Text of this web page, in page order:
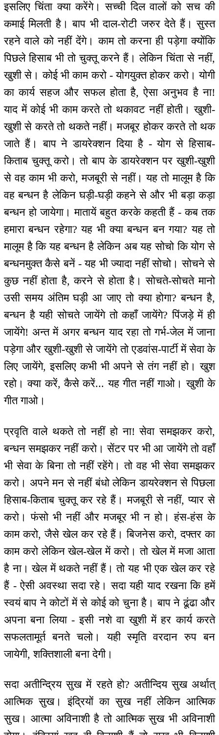
इसलिए चिंता क्या करेंगे। सच्ची दिल वालों को सच की
कमाई मिलती है। बाप भी दाल-रोटी जरुर देते हैं। सुस्त
रहने वाले को नहीं देंगे। काम तो करना ही पड़ेगा क्योंकि
पिछले हिसाब भी तो चुक्तू करने हैं। लेकिन चिंता से नहीं,
खुशी से। कोई भी काम करो - योगयुक्त होकर करो। योगी
का कार्य सहज और सफल होता है, ऐसा अनुभव है ना!
याद में कोई भी काम करते तो थकावट नहीं होती। खुशी-
खुशी से करते तो थकते नहीं। मजबूर होकर करते तो थक
जाते हैं। बाप ने डायरेक्शन दिया है - योग से हिसाब-
किताब चुक्तू करो। तो बाप के डायरेक्शन पर खुशी-खुशी
से वह काम भी करो, मजबूरी से नहीं। यह तो मालूम है कि
वह बन्धन है लेकिन घड़ी-घड़ी कहने से और भी बड़ा कड़ा
बन्धन हो जायेगा। मातायें बहुत करके कहती हैं - कब तक
हमारा बन्धन रहेगा? यह भी क्या बन्धन बन गया? यह तो
मालूम है कि यह बन्धन है लेकिन अब यह सोचो कि योग से
बन्धनमुक्त कैसे बनें - यह भी ज्यादा नहीं सोचो। सोचने से
कुछ नहीं होता है, करने से होता है। सोचते-सोचते मानो
उसी समय अंतिम घड़ी आ जाए तो क्या होगा? बन्धन है,
बन्धन है यही सोचते जायेंगे तो कहाँ जायेंगे? पिंजड़े में ही
जायेंगे! अन्त में अगर बन्धन याद रहा तो गर्भ-जेल में जाना
पड़ेगा और खुशी-खुशी से जायेंगे तो एडवांस-पार्टी में सेवा के
लिए जायेंगे, इसलिए कभी भी अपने से तंग नहीं हो। खुश
रहो। क्या करें, कैसे करें... यह गीत नहीं गाओ। खुशी के
गीत गाओ।
प्रवृति वाले थकते तो नहीं हो ना! सेवा समझकर करो,
बन्धन समझकर नहीं करो। सेंटर पर भी आ जायेंगे तो वहाँ
भी सेवा के बिना तो नहीं रहेंगे। तो वह भी सेवा समझकर
करो। अपने मन से नहीं बंधो लेकिन डायरेक्शन से पिछला
हिसाब-किताब चुक्तू कर रहे हैं। मजबूरी से नहीं, प्यार से
करो। फंसो भी नहीं और मजबूर भी न हो। हंस-हंस के
काम करो, जैसे खेल कर रहे हैं। बिजनेस करो, दफ्तर का
काम करो लेकिन खेल-खेल में करो। तो खेल में मजा आता
है ना। खेल में थकते नहीं हैं। तो यह भी एक खेल कर रहे
हैं - ऐसी अवस्था सदा रहे। सदा यही याद रखना कि हमें
स्वयं बाप ने कोटों में से कोई को चुना है। बाप ने ढूंढा और
अपना बना लिया - इसी नशे वा खुशी में हर कार्य करते
सफलतामूर्त बनते चलो। यही स्मृति वरदान रुप बन
जायेगी, शक्तिशाली बना देगी।
सदा अतीन्द्रिय सुख में रहते हो? अतीन्दिय सुख अर्थात्
आत्मिक सुख। इंद्रियों का सुख नहीं लेकिन आत्मिक
सुख। आत्मा अविनाशी है तो आत्मिक सुख भी अविनाशी